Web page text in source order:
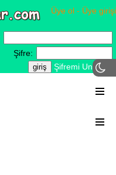
Üye ol - Üye girişi
Şifre:
Şifremi Unuttum